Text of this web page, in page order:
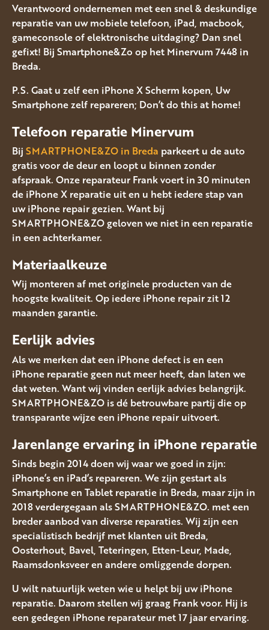
Verantwoord ondernemen met een snel & deskundige
reparatie van uw mobiele telefoon, iPad, macbook,
gameconsole of elektronische uitdaging? Dan snel
gefixt! Bij Smartphone&Zo op het Minervum 7448 in
Breda.
P.S. Gaat u zelf een iPhone X Scherm kopen, Uw
Smartphone zelf repareren; Don’t do this at home!
Telefoon reparatie Minervum
Bij SMARTPHONE&ZO in Breda parkeert u de auto
gratis voor de deur en loopt u binnen zonder
afspraak. Onze reparateur Frank voert in 30 minuten
de iPhone X reparatie uit en u hebt iedere stap van
uw iPhone repair gezien. Want bij
SMARTPHONE&ZO geloven we niet in een reparatie
in een achterkamer.
Materiaalkeuze
Wij monteren af met originele producten van de
hoogste kwaliteit. Op iedere iPhone repair zit 12
maanden garantie.
Eerlijk advies
Als we merken dat een iPhone defect is en een
iPhone reparatie geen nut meer heeft, dan laten we
dat weten. Want wij vinden eerlijk advies belangrijk.
SMARTPHONE&ZO is dé betrouwbare partij die op
transparante wijze een iPhone repair uitvoert.
Jarenlange ervaring in iPhone reparatie
Sinds begin 2014 doen wij waar we goed in zijn:
iPhone’s en iPad’s repareren. We zijn gestart als
Smartphone en Tablet reparatie in Breda, maar zijn in
2018 verdergegaan als SMARTPHONE&ZO. met een
breder aanbod van diverse reparaties. Wij zijn een
specialistisch bedrijf met klanten uit Breda,
Oosterhout, Bavel, Teteringen, Etten-Leur, Made,
Raamsdonksveer en andere omliggende dorpen.
U wilt natuurlijk weten wie u helpt bij uw iPhone
reparatie. Daarom stellen wij graag Frank voor. Hij is
een gedegen iPhone reparateur met 17 jaar ervaring.